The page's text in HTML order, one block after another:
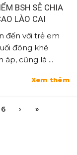
BSH SẺ CHIA
LÀO CAI
đến với trẻ em
đông khẽ
áp, cũng là ...
Xem thêm
6 › »